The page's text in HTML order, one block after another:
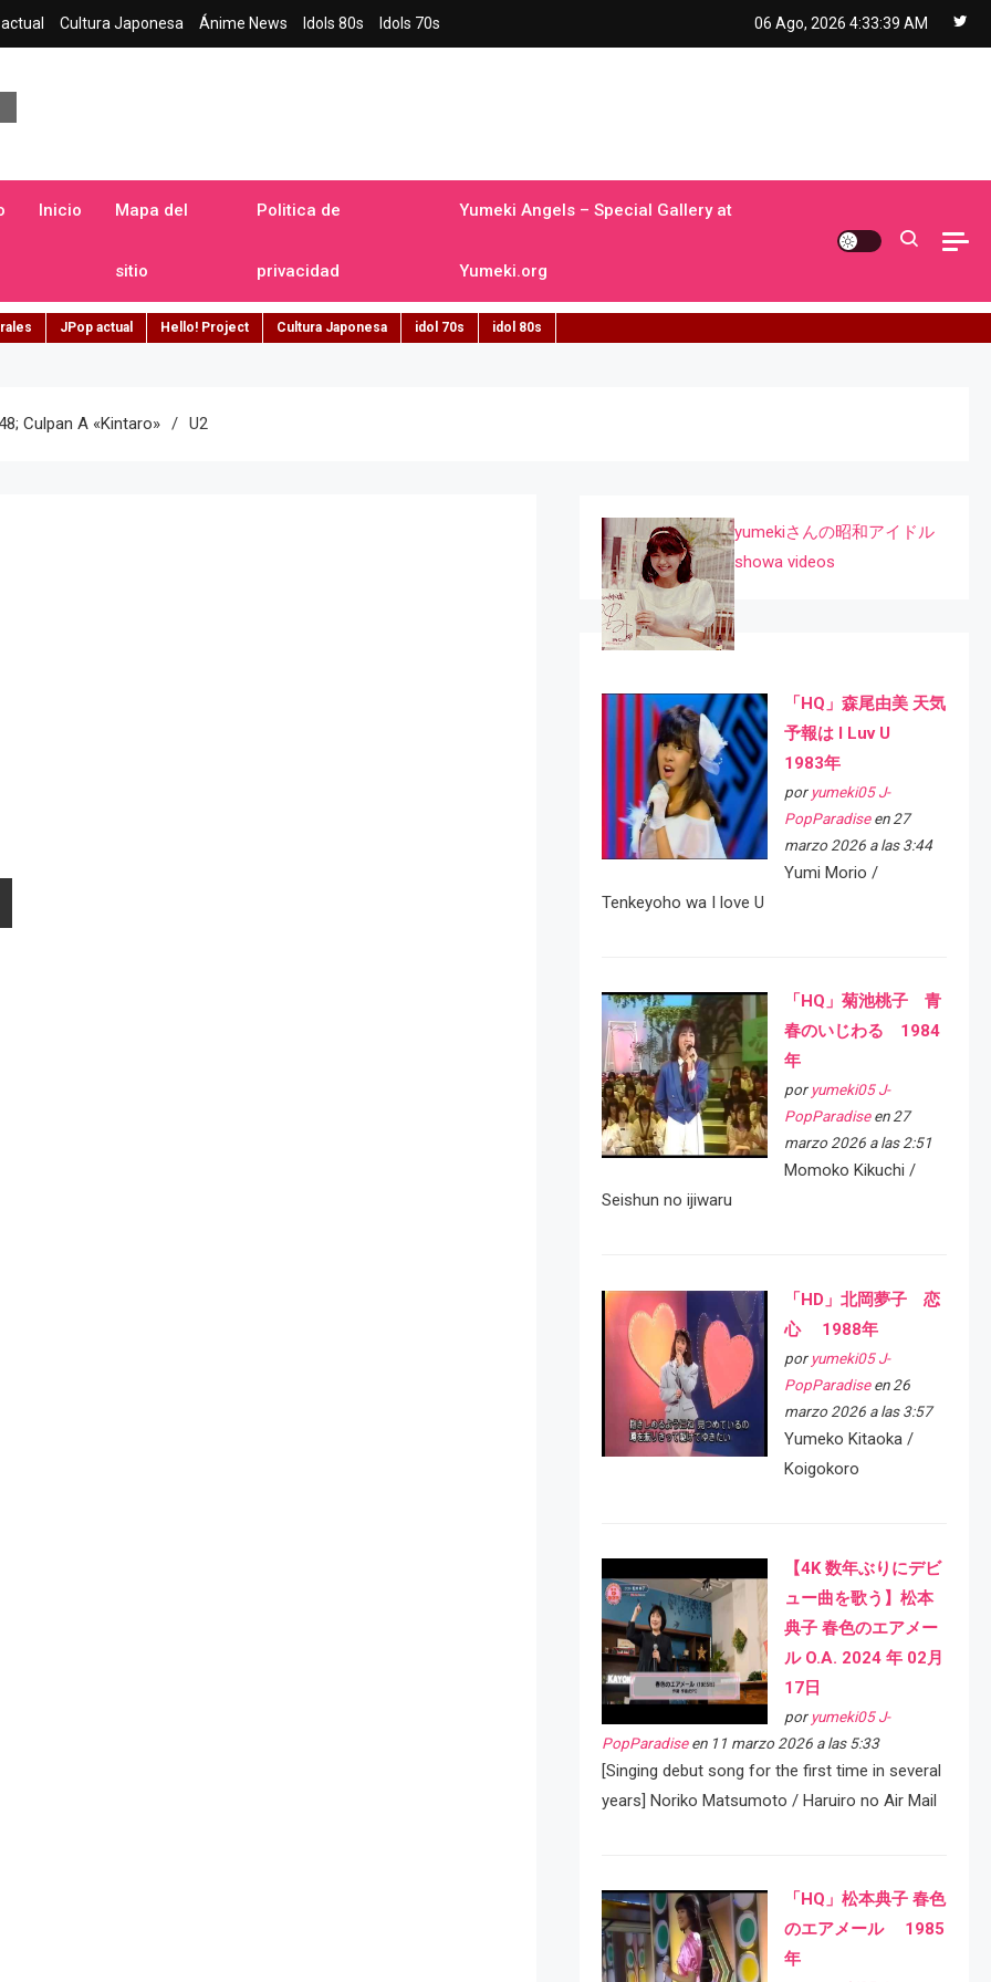
Cultura Japonesa Ánime News Idols 80s Idols 70s 06 Ago, 2026 4:33:40 AM
Inicio Mapa del
sitio
Politica de
privacidad
Yumeki Angels – Special Gallery at
Yumeki.org
JPop actual Hello! Project Cultura Japonesa idol 70s idol 80s
Culpan A «Kintaro» U2
yumekiさんの昭和アイドル
showa videos
「HQ」森尾由美 天気
予報は I Luv U
1983年
por yumeki05 J-
PopParadiseen 27
marzo 2026 a las 3:44
Yumi Morio /
Tenkeyoho wa I love U
「HQ」菊池桃子 青
春のいじわる 1984
年
por yumeki05 J-
PopParadiseen 27
marzo 2026 a las 2:51
Momoko Kikuchi /
Seishun no ijiwaru
「HD」北岡夢子 恋
心 1988年
por yumeki05 J-
PopParadiseen 26
marzo 2026 a las 3:57
Yumeko Kitaoka /
Koigokoro
【4K 数年ぶりにデビ
ュー曲を歌う】松本
典子 春色のエアメー
ル O.A. 2024 年 02月
17日
por yumeki05 J-
PopParadiseen 11 marzo 2026 a las 5:33
[Singing debut song for the first time in several
years] Noriko Matsumoto / Haruiro no Air Mail
「HQ」松本典子 春色
のエアメール 1985
年